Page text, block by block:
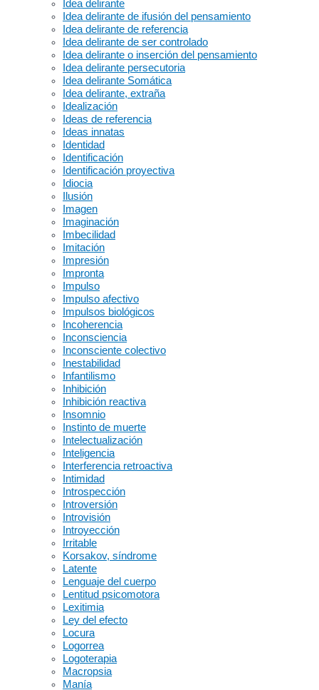
Idea delirante
Idea delirante de ifusión del pensamiento
Idea delirante de referencia
Idea delirante de ser controlado
Idea delirante o inserción del pensamiento
Idea delirante persecutoria
Idea delirante Somática
Idea delirante, extraña
Idealización
Ideas de referencia
Ideas innatas
Identidad
Identificación
Identificación proyectiva
Idiocia
Ilusión
Imagen
Imaginación
Imbecilidad
Imitación
Impresión
Impronta
Impulso
Impulso afectivo
Impulsos biológicos
Incoherencia
Inconsciencia
Inconsciente colectivo
Inestabilidad
Infantilismo
Inhibición
Inhibición reactiva
Insomnio
Instinto de muerte
Intelectualización
Inteligencia
Interferencia retroactiva
Intimidad
Introspección
Introversión
Introvisión
Introyección
Irritable
Korsakov, síndrome
Latente
Lenguaje del cuerpo
Lentitud psicomotora
Lexitimia
Ley del efecto
Locura
Logorrea
Logoterapia
Macropsia
Manía